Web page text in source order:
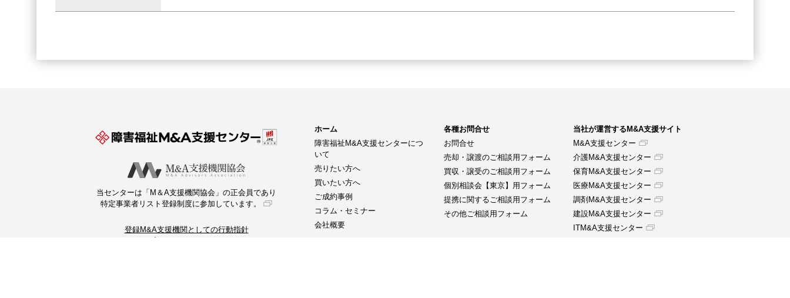
当センターは「M＆A支援機関協会」の正会員であり
特定事業者リスト登録制度に参加しています。
登録M&A支援機関としての行動指針
ホーム
障害福祉M&A支援センターにつ
いて
売りたい方へ
買いたい方へ
ご成約事例
コラム・セミナー
会社概要
各種お問合せ
お問合せ
売却・譲渡のご相談用フォーム
買収・譲受のご相談用フォーム
個別相談会【東京】用フォーム
提携に関するご相談用フォーム
その他ご相談用フォーム
当社が運営するM&A支援サイト
M&A支援センター
介護M&A支援センター
保育M&A支援センター
医療M&A支援センター
調剤M&A支援センター
建設M&A支援センター
ITM&A支援センター